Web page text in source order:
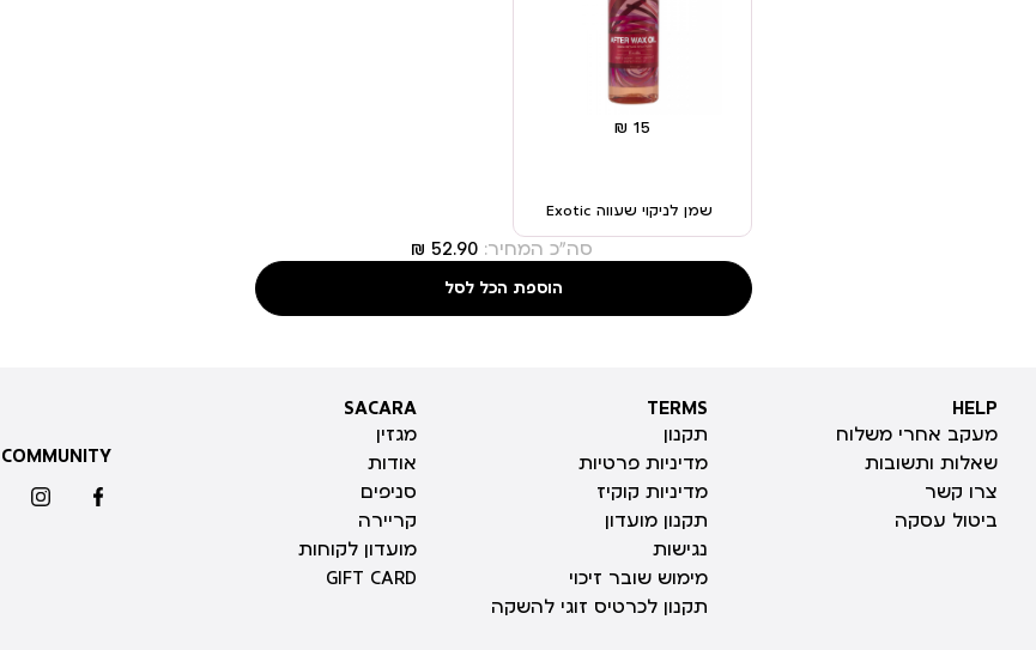
שמן לניקוי שעווה Exotic
סה"כ המחיר: ‏52.90 ₪
הוספת הכל לסל
HELP
HELP
מעקב אחרי משלוח
שאלות ותשובות
צרו קשר
ביטול עסקה
TERMS
TERMS
תקנון
מדיניות פרטיות
מדיניות קוקיז
תקנון מועדון
נגישות
מימוש שובר זיכוי
תקנון לכרטיס זוגי להשקה
SACARA
SACARA
מגזין
אודות
סניפים
קריירה
מועדון לקוחות
GIFT CARD
facebook